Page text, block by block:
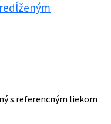
s referencným liekom